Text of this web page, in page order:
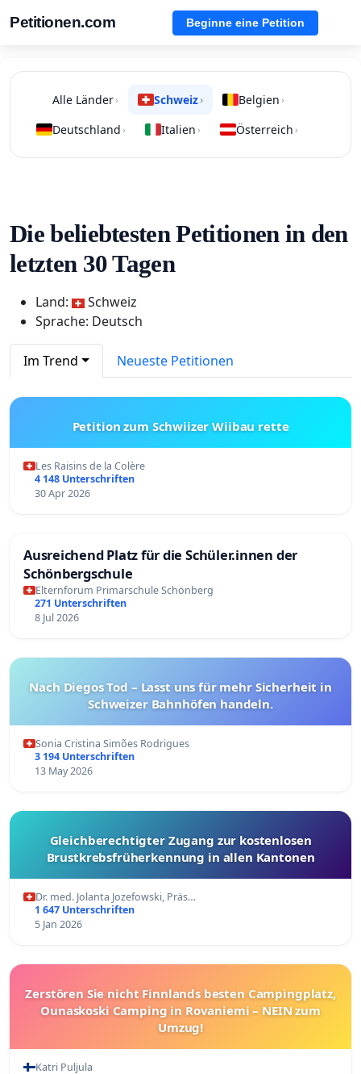
Petitionen.com Beginne eine Petition
Alle Länder› Schweiz› Belgien ›
Deutschland › Italien › Österreich ›
Die beliebtesten Petitionen in den
letzten 30 Tagen
Land:
Schweiz
Sprache: Deutsch
Im Trend Neueste Petitionen
Petition zum Schwiizer Wiibau rette
Les Raisins de la Colère
4 148 Unterschriften
30 Apr 2026
Ausreichend Platz für die Schüler.innen der
Schönbergschule
Elternforum Primarschule Schönberg
271 Unterschriften
8 Jul 2026
Nach Diegos Tod – Lasst uns für mehr Sicherheit in
Schweizer Bahnhöfen handeln.
Sonia Cristina Simões Rodrigues
3 194 Unterschriften
13 May 2026
Gleichberechtigter Zugang zur kostenlosen
Brustkrebsfrüherkennung in allen Kantonen
Dr. med. Jolanta Jozefowski, Präs…
1 647 Unterschriften
5 Jan 2026
Zerstören Sie nicht Finnlands besten Campingplatz,
Ounaskoski Camping in Rovaniemi – NEIN zum
Umzug!
Katri Puljula